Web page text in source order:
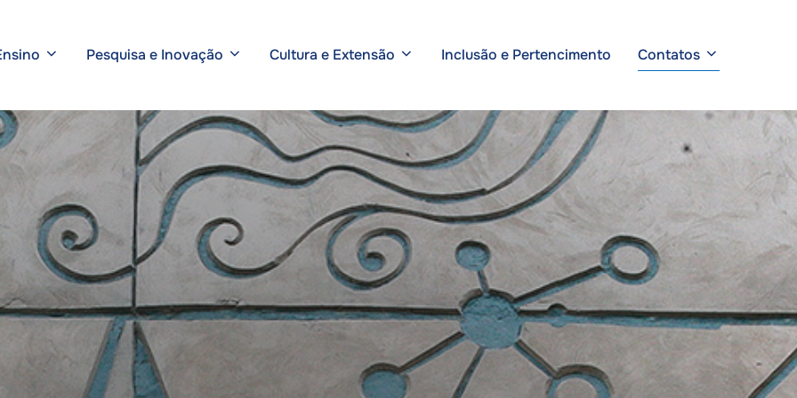
Pesquisa e Inovação Cultura e Extensão Inclusão e Pertencimento Contatos